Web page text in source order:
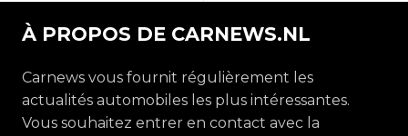
À PROPOS DE CARNEWS.NL
Carnews vous fournit régulièrement les
actualités automobiles les plus intéressantes.
Vous souhaitez entrer en contact avec la